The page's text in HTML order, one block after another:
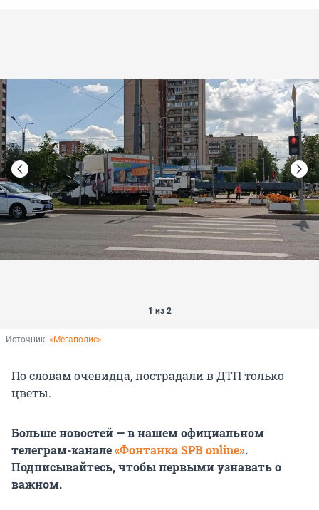
1 из 2
Источник: «Мегаполис»
По словам очевидца, пострадали в ДТП только
цветы.
Больше новостей — в нашем официальном
телеграм-канале«Фонтанка SPB online».
Подписывайтесь, чтобы первыми узнавать о
важном.